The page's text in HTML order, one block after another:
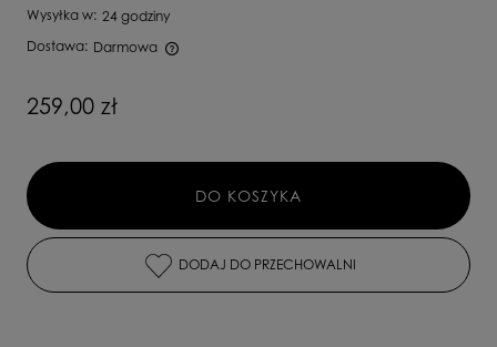
Wysyłka w: 24 godziny
Dostawa: Darmowa
259,00 zł
DO KOSZYKA
DODAJ DO PRZECHOWALNI